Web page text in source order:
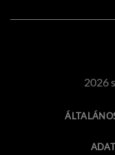
2026